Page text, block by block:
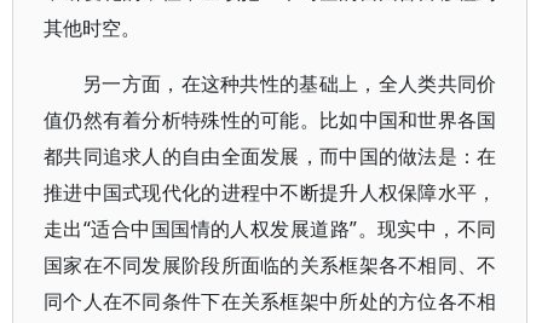
其他时空。
另一方面，在这种共性的基础上，全人类共同价
值仍然有着分析特殊性的可能。比如中国和世界各国
都共同追求人的自由全面发展，而中国的做法是：在
推进中国式现代化的进程中不断提升人权保障水平，
走出“适合中国国情的人权发展道路”。现实中，不同
国家在不同发展阶段所面临的关系框架各不相同、不
同个人在不同条件下在关系框架中所处的方位各不相